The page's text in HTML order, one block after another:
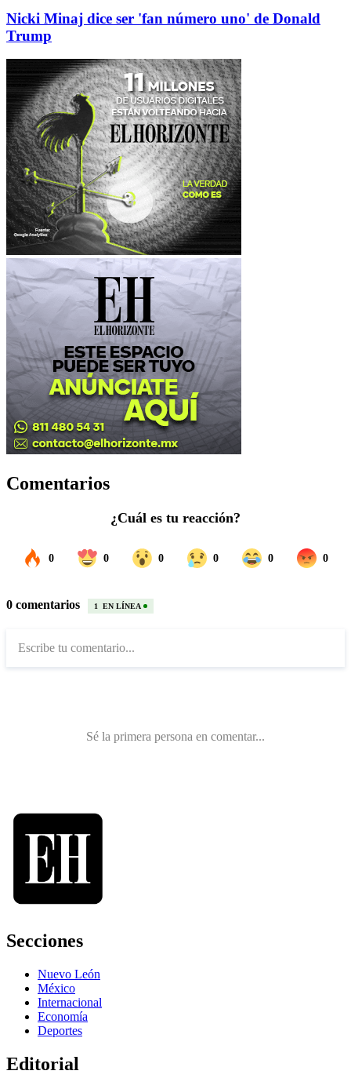
Nicki Minaj dice ser 'fan número uno' de Donald
Trump
Comentarios
Secciones
Nuevo León
México
Internacional
Economía
Deportes
Editorial